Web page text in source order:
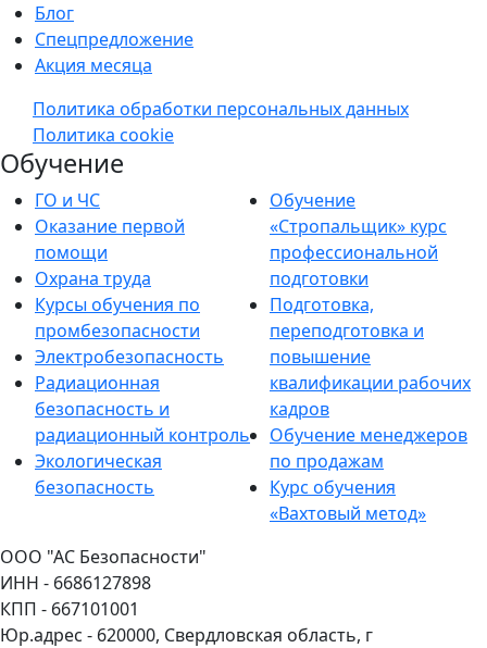
Блог
Спецпредложение
Акция месяца
Политика обработки персональных данных
Политика cookie
Обучение
ГО и ЧС
Оказание первой
помощи
Охрана труда
Курсы обучения по
промбезопасности
Электробезопасность
Радиационная
безопасность и
радиационный контроль
Экологическая
безопасность
Обучение
«Стропальщик» курс
профессиональной
подготовки
Подготовка,
переподготовка и
повышение
квалификации рабочих
кадров
Обучение менеджеров
по продажам
Курс обучения
«Вахтовый метод»
ООО "АС Безопасности"
ИНН - 6686127898
КПП - 667101001
Юр.адрес - 620000, Свердловская область, г